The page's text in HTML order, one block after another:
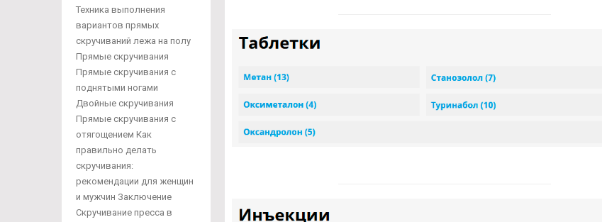
Техника выполнения
вариантов прямых
скручиваний лежа на полу
Прямые скручивания
Прямые скручивания с
поднятыми ногами
Двойные скручивания
Прямые скручивания с
отягощением Как
правильно делать
скручивания:
рекомендации для женщин
и мужчин Заключение
Скручивание пресса в